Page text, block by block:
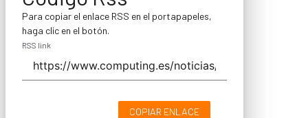
Para copiar el enlace RSS en el portapapeles,
haga clic en el botón.
RSS link
COPIAR ENLACE